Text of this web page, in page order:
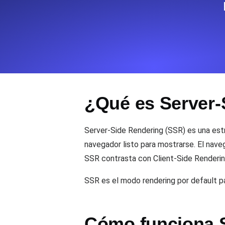
Supervise la
Cron Job
Heartbeat monitoring
TCP Monitoring
¿Qué es
Server-Side Rendering (SSR) es una
navegador listo para mostrarse. El
SSR contrasta con Client-Side
SSR es el modo rendering por default